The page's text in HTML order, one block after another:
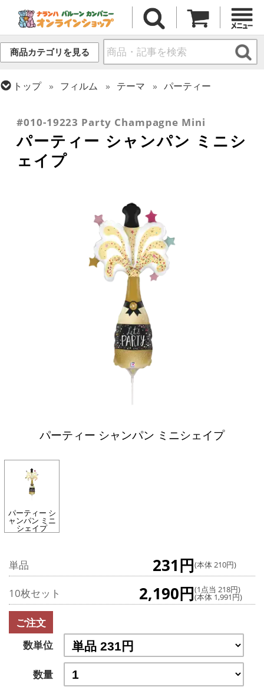
商品カテゴリを見る
トップ フィルム テーマ
パーティー
#010-19223 Party Champagne Mini
パーティー シャンパン ミニシ
ェイプ
パーティー シャンパン ミニシェイプ
パーティー シ
ャンパン ミニ
シェイプ
単品 231円(本体 210円)
10枚セット 2,190円(1点当 218円)
(本体 1,991円)
ご注文
数単位
数量